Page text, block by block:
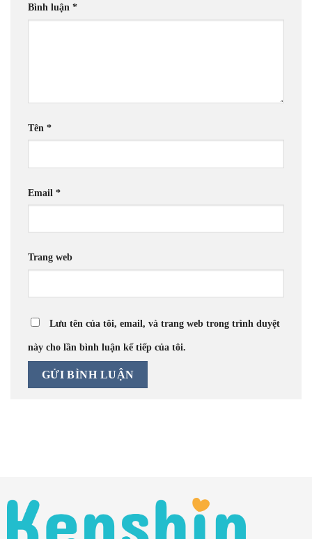
Bình luận *
Tên *
Email *
Trang web
Lưu tên của tôi, email, và trang web trong trình duyệt
này cho lần bình luận kế tiếp của tôi.